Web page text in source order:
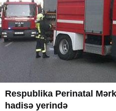
Respublika Perinatal
hadisə yerində